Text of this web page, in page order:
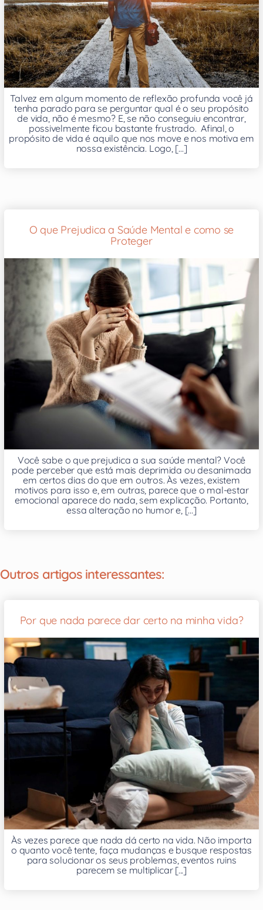
Talvez em algum momento de reflexão profunda você já
tenha parado para se perguntar qual é o seu propósito
de vida, não é mesmo? E, se não conseguiu encontrar,
possivelmente ficou bastante frustrado. Afinal, o
propósito de vida é aquilo que nos move e nos motiva em
nossa existência. Logo, [...]
O que Prejudica a Saúde Mental e como se
Proteger
Você sabe o que prejudica a sua saúde mental? Você
pode perceber que está mais deprimida ou desanimada
em certos dias do que em outros. Às vezes, existem
motivos para isso e, em outras, parece que o mal-estar
emocional aparece do nada, sem explicação. Portanto,
essa alteração no humor e, [...]
Outros artigos interessantes:
Por que nada parece dar certo na minha vida?
Às vezes parece que nada dá certo na vida. Não importa
o quanto você tente, faça mudanças e busque respostas
para solucionar os seus problemas, eventos ruins
parecem se multiplicar [...]